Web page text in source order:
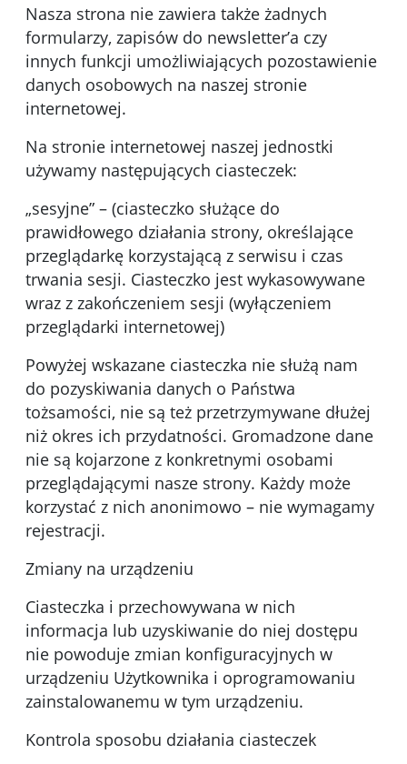
Nasza strona nie zawiera także żadnych
formularzy, zapisów do newsletter’a czy
innych funkcji umożliwiających pozostawienie
danych osobowych na naszej stronie
internetowej.
Na stronie internetowej naszej jednostki
używamy następujących ciasteczek:
„sesyjne” – (ciasteczko służące do
prawidłowego działania strony, określające
przeglądarkę korzystającą z serwisu i czas
trwania sesji. Ciasteczko jest wykasowywane
wraz z zakończeniem sesji (wyłączeniem
przeglądarki internetowej)
Powyżej wskazane ciasteczka nie służą nam
do pozyskiwania danych o Państwa
tożsamości, nie są też przetrzymywane dłużej
niż okres ich przydatności. Gromadzone dane
nie są kojarzone z konkretnymi osobami
przeglądającymi nasze strony. Każdy może
korzystać z nich anonimowo – nie wymagamy
rejestracji.
Zmiany na urządzeniu
Ciasteczka i przechowywana w nich
informacja lub uzyskiwanie do niej dostępu
nie powoduje zmian konfiguracyjnych w
urządzeniu Użytkownika i oprogramowaniu
zainstalowanemu w tym urządzeniu.
Kontrola sposobu działania ciasteczek